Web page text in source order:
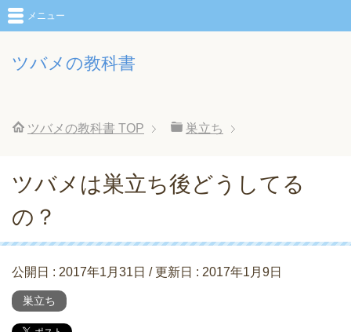
ツバメの教科書
メニュー
ツバメの教科書 TOP 巣立ち
ツバメは巣立ち後どうしてる
の？
公開日 : 2017年1月31日 / 更新日 : 2017年1月9日
巣立ち